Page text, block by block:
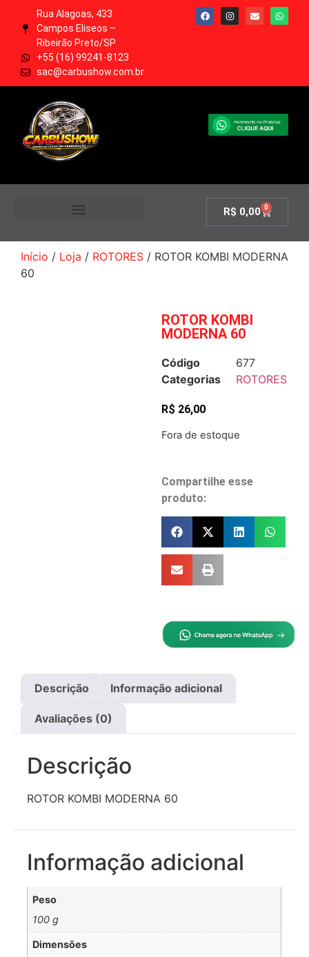
Rua Alagoas, 433
Campos Eliseos –
Ribeirão Preto/SP
+55 (16) 99241-8123
sac@carbushow.com.br
R$ 0,00 0
Início / Loja / ROTORES / ROTOR KOMBI MODERNA
60
ROTOR KOMBI
MODERNA 60
Código
677
Categorias
ROTORES
R$ 26,00
Fora de estoque
Compartilhe esse
produto:
Descrição Informação adicional
Avaliações (0)
Descrição
ROTOR KOMBI MODERNA 60
Informação adicional
Peso
100 g
Dimensões